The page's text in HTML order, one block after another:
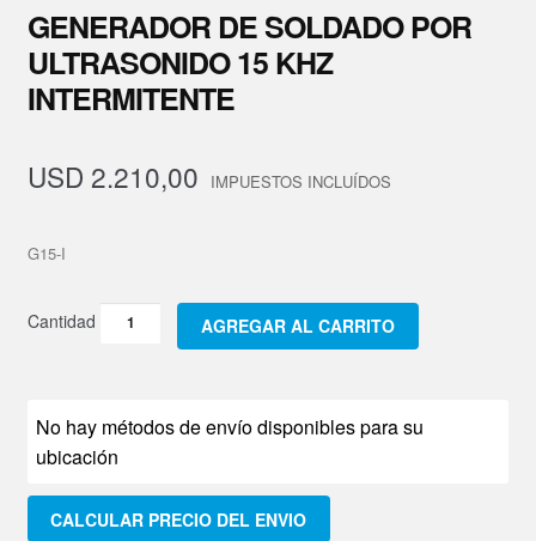
Nosotros
Cursos y Capacitaciones
Contacto
GENERADOR DE SOLDADO POR
ULTRASONIDO 15 KHZ
INTERMITENTE
USD 2.210,00
G15-I
Generador
Ultrasonido
15
Khz
Intermitente
AGREGAR AL CARRITO
No hay métodos de envío disponibles para su
ubicación
CALCULAR PRECIO DEL ENVIO